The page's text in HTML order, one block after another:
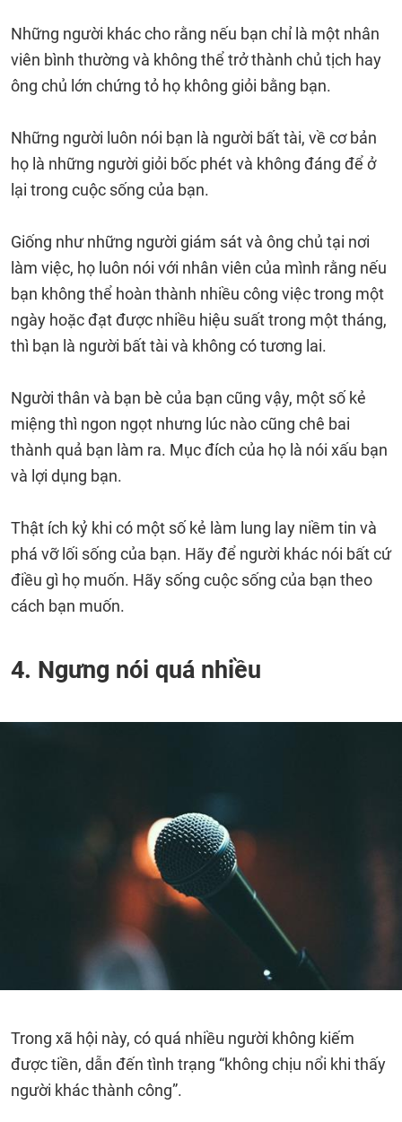
Những người khác cho rằng nếu bạn chỉ là một nhân
viên bình thường và không thể trở thành chủ tịch hay
ông chủ lớn chứng tỏ họ không giỏi bằng bạn.
Những người luôn nói bạn là người bất tài, về cơ bản
họ là những người giỏi bốc phét và không đáng để ở
lại trong cuộc sống của bạn.
Giống như những người giám sát và ông chủ tại nơi
làm việc, họ luôn nói với nhân viên của mình rằng nếu
bạn không thể hoàn thành nhiều công việc trong một
ngày hoặc đạt được nhiều hiệu suất trong một tháng,
thì bạn là người bất tài và không có tương lai.
Người thân và bạn bè của bạn cũng vậy, một số kẻ
miệng thì ngon ngọt nhưng lúc nào cũng chê bai
thành quả bạn làm ra. Mục đích của họ là nói xấu bạn
và lợi dụng bạn.
Thật ích kỷ khi có một số kẻ làm lung lay niềm tin và
phá vỡ lối sống của bạn. Hãy để người khác nói bất cứ
điều gì họ muốn. Hãy sống cuộc sống của bạn theo
cách bạn muốn.
4. Ngưng nói quá nhiều
Trong xã hội này, có quá nhiều người không kiếm
được tiền, dẫn đến tình trạng “không chịu nổi khi thấy
người khác thành công”.